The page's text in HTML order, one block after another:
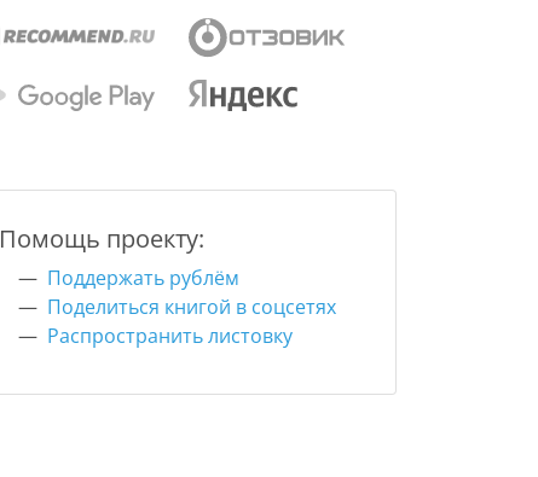
Помощь проекту:
Поддержать рублём
Поделиться книгой в соцсетях
Распространить листовку